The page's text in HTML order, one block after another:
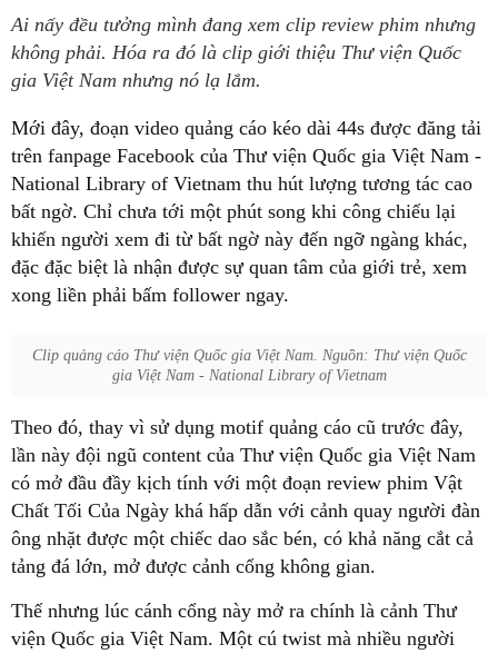
Ai nấy đều tưởng mình đang xem clip review phim nhưng
không phải. Hóa ra đó là clip giới thiệu Thư viện Quốc
gia Việt Nam nhưng nó lạ lắm.
Mới đây, đoạn video quảng cáo kéo dài 44s được đăng tải
trên fanpage Facebook của Thư viện Quốc gia Việt Nam -
National Library of Vietnam thu hút lượng tương tác cao
bất ngờ. Chỉ chưa tới một phút song khi công chiếu lại
khiến người xem đi từ bất ngờ này đến ngỡ ngàng khác,
đặc đặc biệt là nhận được sự quan tâm của giới trẻ, xem
xong liền phải bấm follower ngay.
Clip quảng cáo Thư viện Quốc gia Việt Nam. Nguồn: Thư viện Quốc
gia Việt Nam - National Library of Vietnam
Theo đó, thay vì sử dụng motif quảng cáo cũ trước đây,
lần này đội ngũ content của Thư viện Quốc gia Việt Nam
có mở đầu đầy kịch tính với một đoạn review phim Vật
Chất Tối Của Ngày khá hấp dẫn với cảnh quay người đàn
ông nhặt được một chiếc dao sắc bén, có khả năng cắt cả
tảng đá lớn, mở được cảnh cổng không gian.
Thế nhưng lúc cánh cổng này mở ra chính là cảnh Thư
viện Quốc gia Việt Nam. Một cú twist mà nhiều người